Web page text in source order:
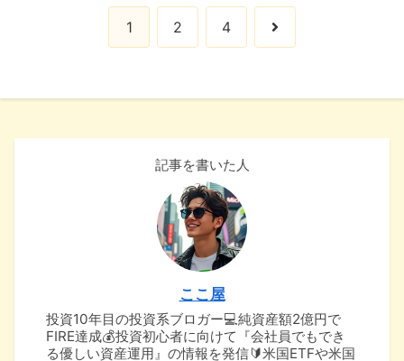
1 2 4 次
記事を書いた人
ここ屋
投資10年目の投資系ブロガー💻純資産額2億円で
FIRE達成💰投資初心者に向けて『会社員でもでき
る優しい資産運用』の情報を発信🔰米国ETFや米国